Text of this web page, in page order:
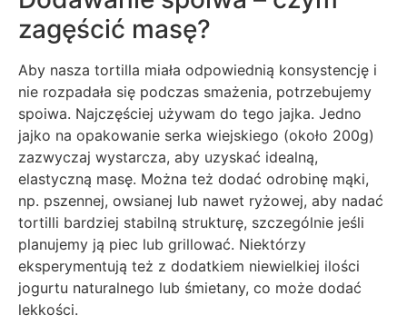
zagęścić masę?
Aby nasza tortilla miała odpowiednią konsystencję i
nie rozpadała się podczas smażenia, potrzebujemy
spoiwa. Najczęściej używam do tego jajka. Jedno
jajko na opakowanie serka wiejskiego (około 200g)
zazwyczaj wystarcza, aby uzyskać idealną,
elastyczną masę. Można też dodać odrobinę mąki,
np. pszennej, owsianej lub nawet ryżowej, aby nadać
tortilli bardziej stabilną strukturę, szczególnie jeśli
planujemy ją piec lub grillować. Niektórzy
eksperymentują też z dodatkiem niewielkiej ilości
jogurtu naturalnego lub śmietany, co może dodać
lekkości.